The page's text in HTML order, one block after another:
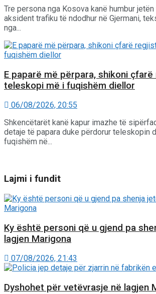
Tre persona nga Kosova kanë humbur
aksident trafiku të ndodhur në Gjermani,
nga...
E paparë më përpara, shikoni
teleskopi më i fuqishëm diellor
06/08/2026, 20:55
Shkencëtarët kanë kapur imazhe të
detaje të papara duke përdorur teleskopin
fuqishëm në...
Lajmi i fundit
Ky është personi që u gjend pa
lagjen Marigona
07/08/2026, 21:43
Dyshohet për vetëvrasje në lagjen